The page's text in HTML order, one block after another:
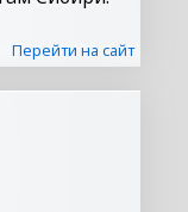
Перейти на сайт